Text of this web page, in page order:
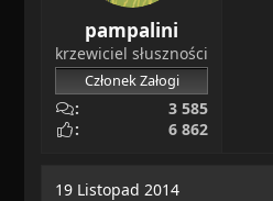
pampalini
krzewiciel słuszności
Członek Załogi
3 585
6 862
19 Listopad 2014